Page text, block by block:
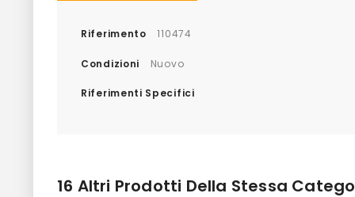
Riferimento 110474
Condizioni Nuovo
Riferimenti Specifici
16 Altri Prodotti Della Stessa